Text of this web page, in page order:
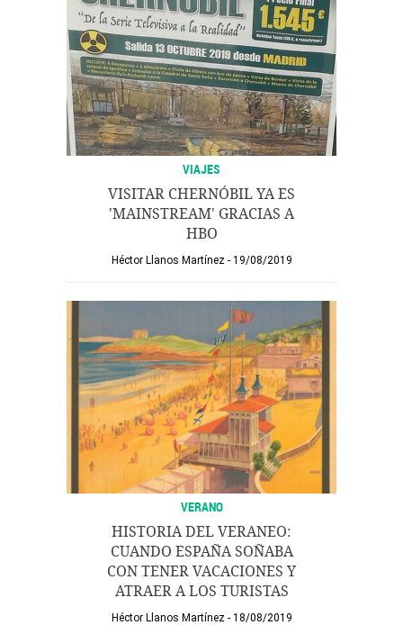
VIAJES
VISITAR CHERNÓBIL YA ES
'MAINSTREAM' GRACIAS A
HBO
Héctor Llanos Martínez 19/08/2019
VERANO
HISTORIA DEL VERANEO:
CUANDO ESPAÑA SOÑABA
CON TENER VACACIONES Y
ATRAER A LOS TURISTAS
Héctor Llanos Martínez 18/08/2019